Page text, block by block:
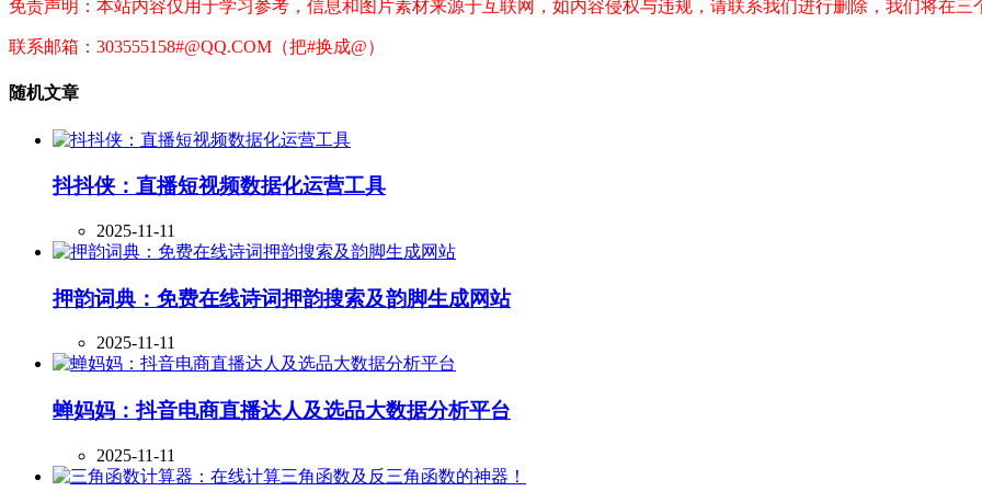
免责声明：本站内容仅用于学习参考，信息和图片素材来源于互联网，如内容侵权与违规，请联系我们进行删除，我们将在三
联系邮箱：303555158#@QQ.COM（把#换成@）
随机文章
抖抖侠：直播短视频数据化运营工具
2025-11-11
押韵词典：免费在线诗词押韵搜索及韵脚生成网站
2025-11-11
蝉妈妈：抖音电商直播达人及选品大数据分析平台
2025-11-11